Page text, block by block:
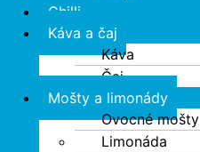
Chilli
Káva a čaj
Káva
Čaj
Mošty a limonády
Ovocné mošty
Limonáda